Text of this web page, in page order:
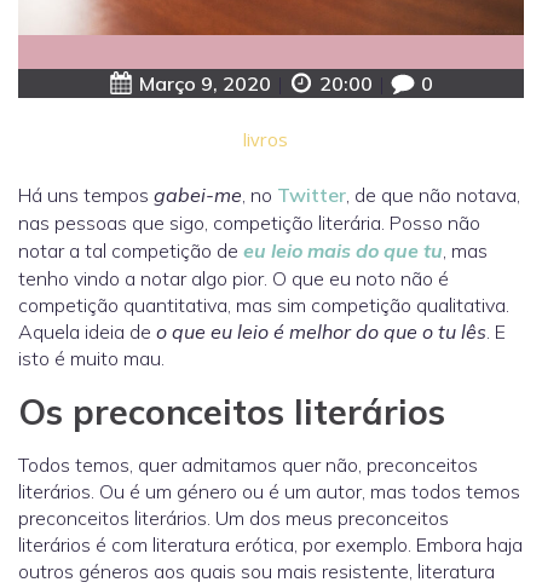
Março 9, 2020 20:00 0
livros
Há uns tempos gabei-me, no Twitter, de que não notava,
nas pessoas que sigo, competição literária. Posso não
notar a tal competição de eu leio mais do que tu, mas
tenho vindo a notar algo pior. O que eu noto não é
competição quantitativa, mas sim competição qualitativa.
Aquela ideia de o que eu leio é melhor do que o tu lês. E
isto é muito mau.
Os preconceitos literários
Todos temos, quer admitamos quer não, preconceitos
literários. Ou é um género ou é um autor, mas todos temos
preconceitos literários. Um dos meus preconceitos
literários é com literatura erótica, por exemplo. Embora haja
outros géneros aos quais sou mais resistente, literatura